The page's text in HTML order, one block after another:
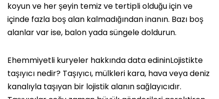
koyun ve her şeyin temiz ve tertipli olduğu için ve
içinde fazla boş alan kalmadığından inanın. Bazı boş
alanlar var ise, balon yada süngele doldurun.
Ehemmiyetli kuryeler hakkında data edininLojistikte
taşıyıcı nedir? Taşıyıcı, mülkleri kara, hava veya deniz
kanalıyla taşıyan bir lojistik alanın sağlayıcıdır.